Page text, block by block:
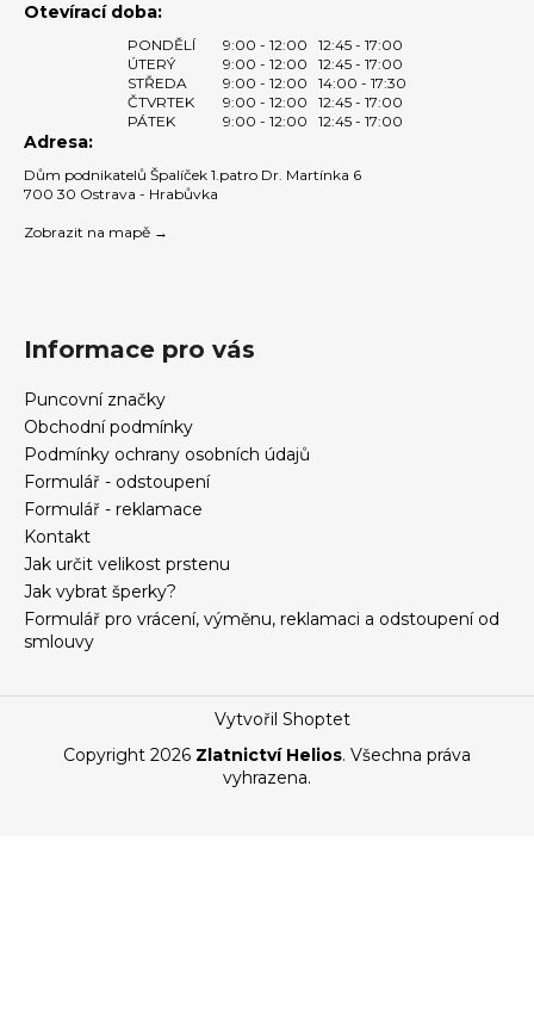
Otevírací doba:
PONDĚLÍ 9:00 - 12:00
12:45 - 17:00
ÚTERÝ
9:00 - 12:00
12:45 - 17:00
STŘEDA
9:00 - 12:00
14:00 - 17:30
ČTVRTEK
9:00 - 12:00
12:45 - 17:00
PÁTEK
9:00 - 12:00 12:45 - 17:00
Adresa:
Dům podnikatelů Špalíček 1.patro Dr. Martínka 6
700 30 Ostrava - Hrabůvka
Zobrazit na mapě →
Informace pro vás
Puncovní značky
Obchodní podmínky
Podmínky ochrany osobních údajů
Formulář - odstoupení
Formulář - reklamace
Kontakt
Jak určit velikost prstenu
Jak vybrat šperky?
Formulář pro vrácení, výměnu, reklamaci a odstoupení od
smlouvy
Vytvořil Shoptet
Copyright 2026 Zlatnictví Helios. Všechna práva
vyhrazena.